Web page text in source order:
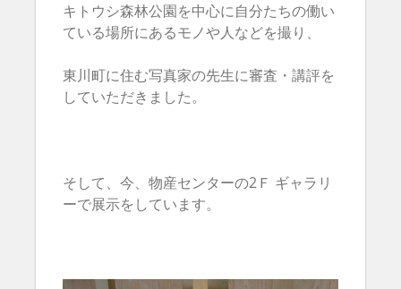
キトウシ森林公園を中心に自分たちの働い
ている場所にあるモノや人などを撮り、
東川町に住む写真家の先生に審査・講評を
していただきました。
そして、今、物産センターの2Ｆ ギャラリ
ーで展示をしています。